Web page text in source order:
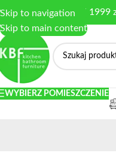
Skip to navigation
Skip to main content
dostawa od 1999
WYBIERZ POMIESZCZENIE